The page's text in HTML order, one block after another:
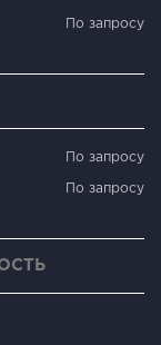
По запросу
По запросу
По запросу